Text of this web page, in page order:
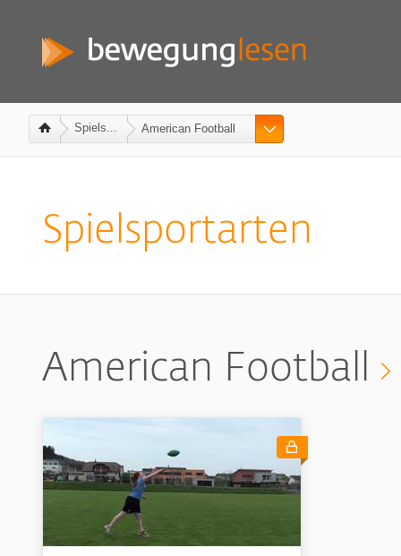
Spiels... American Football
Spielsportarten
American Football